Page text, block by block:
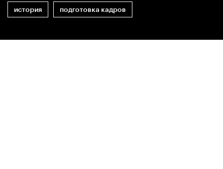
история подготовка кадров